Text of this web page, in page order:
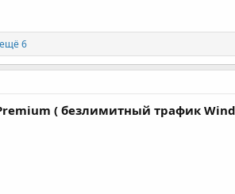
6
( безлимитный трафик